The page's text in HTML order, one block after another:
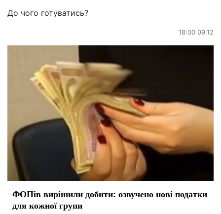
До чого готуватись?
18:00 09.12
ФОПів вирішили добити: озвучено нові податки
для кожної групи